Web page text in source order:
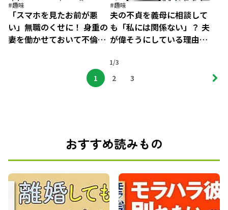
#趣味
「スマホを見たお前が悪
い」無職のくせに！ 身重の
妻を働かせておいて不倫な
#趣味
夫の不貞を義母に相談して
も「私には関係ない」？ 夫
が偉そうにしている理由は
（8）
1/3
1 2 3
おすすめ読みもの